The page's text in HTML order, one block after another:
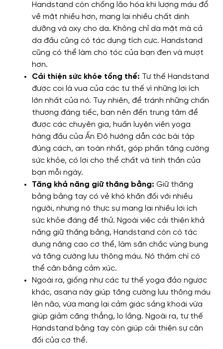
Handstand còn chống lão hóa khi lượng máu đổ
về mặt nhiều hơn, mang lại nhiều chất dinh
dưỡng và oxy cho da. Không chỉ da mặt mà cả
da đầu cũng có tác dụng tích cực. Handstand
cũng có thể làm cho tóc của bạn đen và mượt
hơn.
Cải thiện sức khỏe tổng thể: Tư thế Handstand
được coi là vua của các tư thế vì những lợi ích
lớn nhất của nó. Tuy nhiên, để tránh những chấn
thương đáng tiếc, bạn nên đến trung tâm để
được các chuyên gia, huấn luyện viên yoga
hàng đầu của Ấn Độ hướng dẫn các bài tập
đúng cách, an toàn nhất, góp phần tăng cường
sức khỏe, có lợi cho thể chất và tinh thần của
bạn mỗi ngày.
Tăng khả năng giữ thăng bằng: Giữ thăng
bằng bằng tay có vẻ khó khăn đối với nhiều
người, nhưng nó thực sự mang lại nhiều lợi ích
sức khỏe đáng để thử. Ngoài việc cải thiện khả
năng giữ thăng bằng, Handstand còn có tác
dụng nâng cao cơ thể, làm săn chắc vùng bụng
và tăng cường lưu thông máu. Nó thậm chí có
thể cân bằng cảm xúc.
Ngoài ra, giống như các tư thế yoga đảo ngược
khác, asana này giúp tăng cường lưu thông máu
lên não, vừa mang lại cảm giác sảng khoái vừa
giúp giảm căng thẳng, lo lắng. Ngoài ra, tư thế
Handstand bằng tay còn giúp cải thiện sự cân
đối của cơ thể.